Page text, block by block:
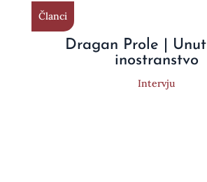
Članci
Dragan Prole |
inostranstvo
Intervju